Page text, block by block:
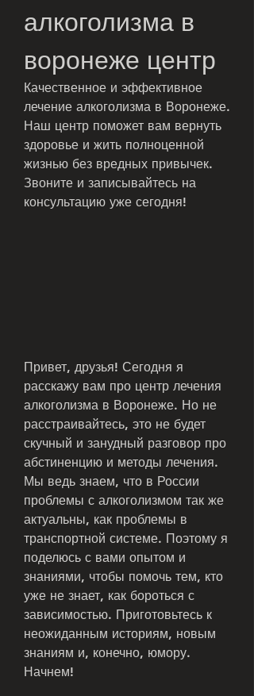
алкоголизма в
воронеже центр
Качественное и эффективное
лечение алкоголизма в Воронеже.
Наш центр поможет вам вернуть
здоровье и жить полноценной
жизнью без вредных привычек.
Звоните и записывайтесь на
консультацию уже сегодня!
Привет, друзья! Сегодня я
расскажу вам про центр лечения
алкоголизма в Воронеже. Но не
расстраивайтесь, это не будет
скучный и занудный разговор про
абстиненцию и методы лечения.
Мы ведь знаем, что в России
проблемы с алкоголизмом так же
актуальны, как проблемы в
транспортной системе. Поэтому я
поделюсь с вами опытом и
знаниями, чтобы помочь тем, кто
уже не знает, как бороться с
зависимостью. Приготовьтесь к
неожиданным историям, новым
знаниям и, конечно, юмору.
Начнем!